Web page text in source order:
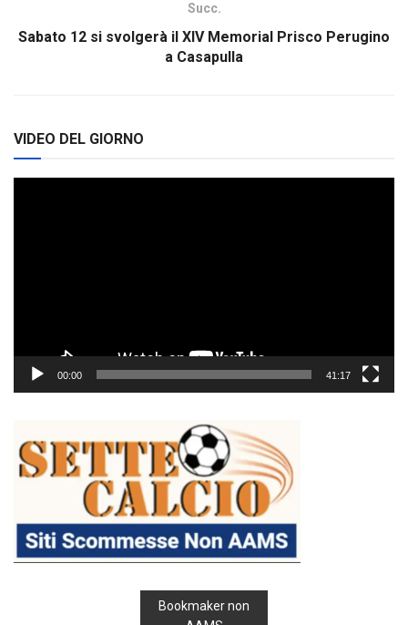
Succ.
Sabato 12 si svolgerà il XIV Memorial Prisco Perugino
a Casapulla
VIDEO DEL GIORNO
00:00 41:17
Bookmaker non